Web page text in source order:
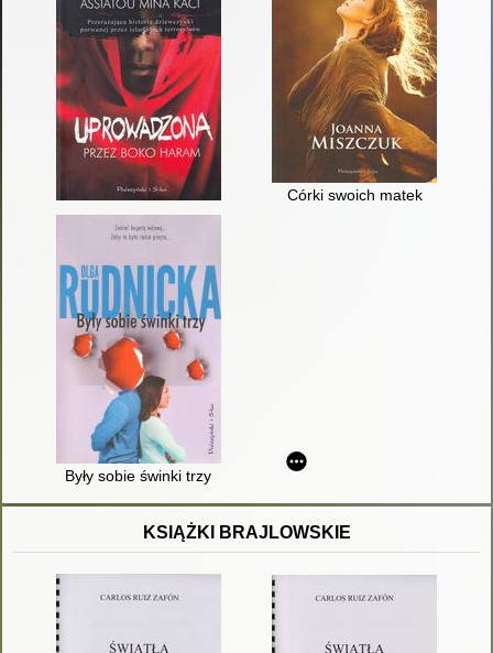
Córki swoich matek
Były sobie świnki trzy
KSIĄŻKI BRAJLOWSKIE